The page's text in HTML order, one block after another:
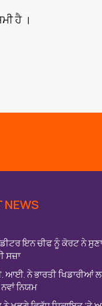
ਹੈ ।
NEWS
ਇਨ ਚੀਫ ਨੂੰ ਕੋਰਟ ਨੇ
ਸਜ਼ਾ
ਆਈ. ਨੇ ਭਾਰਤੀ ਖਿਡਾਰੀਆਂ
ਨਿਯਮ